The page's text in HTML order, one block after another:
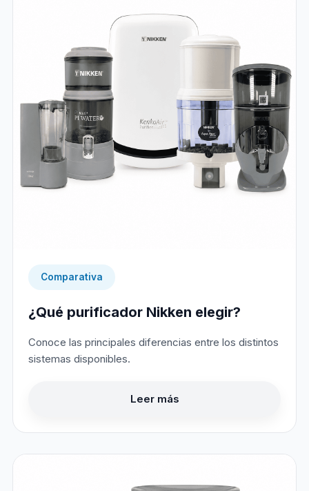
Comparativa
¿Qué purificador Nikken elegir?
Conoce las principales diferencias entre los distintos
sistemas disponibles.
Leer más